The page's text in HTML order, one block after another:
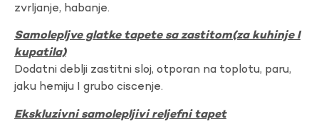
zvrljanje, habanje.
Samolepljve glatke tapete sa zastitom(za kuhinje I
kupatila)
Dodatni deblji zastitni sloj, otporan na toplotu, paru,
jaku hemiju I grubo ciscenje.
Ekskluzivni samolepljivi reljefni tapet